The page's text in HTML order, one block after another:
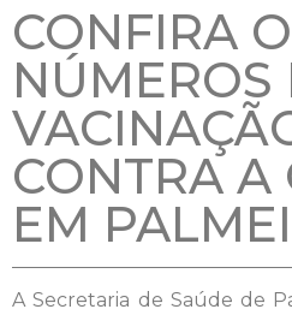
CONFIRA
NÚMEROS
CONTRA A
EM
A Secretaria de Saúde de